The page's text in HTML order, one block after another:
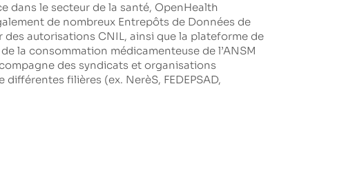
dans le secteur de la santé, OpenHealth
de nombreux Entrepôts de Données de
des autorisations CNIL, ainsi que la plateforme de
la consommation médicamenteuse de l’ANSM
des syndicats et organisations
filières (ex. NerèS, FEDEPSAD,